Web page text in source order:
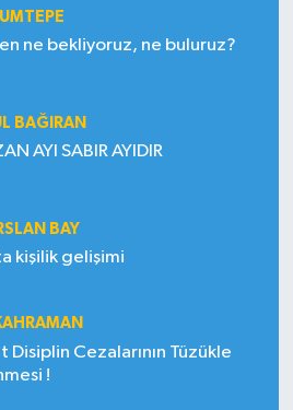
ne bekliyoruz, ne buluruz?
BAĞIRAN
AYI SABIR AYIDIR
BAY
kişilik gelişimi
Disiplin Cezalarının Tüzükle
!